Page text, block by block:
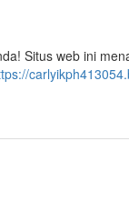
Situs web ini